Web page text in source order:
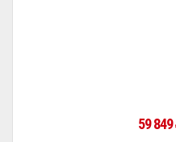
59 849